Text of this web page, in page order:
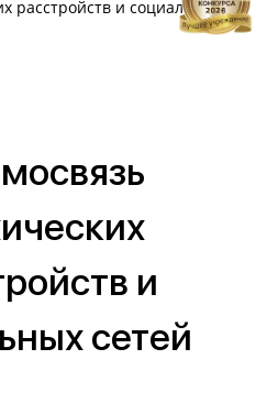
расстройств и социальных
и
сетей